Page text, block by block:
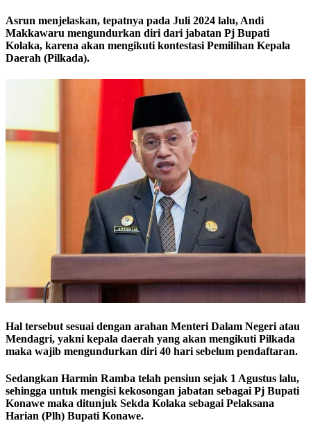
Asrun menjelaskan, tepatnya pada Juli 2024 lalu, Andi
Makkawaru mengundurkan diri dari jabatan Pj Bupati
Kolaka, karena akan mengikuti kontestasi Pemilihan Kepala
Daerah (Pilkada).
Hal tersebut sesuai dengan arahan Menteri Dalam Negeri atau
Mendagri, yakni kepala daerah yang akan mengikuti Pilkada
maka wajib mengundurkan diri 40 hari sebelum pendaftaran.
Sedangkan Harmin Ramba telah pensiun sejak 1 Agustus lalu,
sehingga untuk mengisi kekosongan jabatan sebagai Pj Bupati
Konawe maka ditunjuk Sekda Kolaka sebagai Pelaksana
Harian (Plh) Bupati Konawe.